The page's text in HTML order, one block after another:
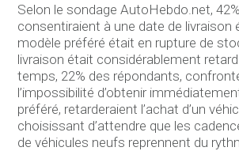
Selon le sondage AutoHebdo.net,
consentiraient à une date de livraison
modèle préféré était en rupture de
livraison était considérablement
temps, 22% des répondants,
l’impossibilité d’obtenir
préféré, retarderaient l’achat d’un
choisissant d’attendre que les
de véhicules neufs reprennent du